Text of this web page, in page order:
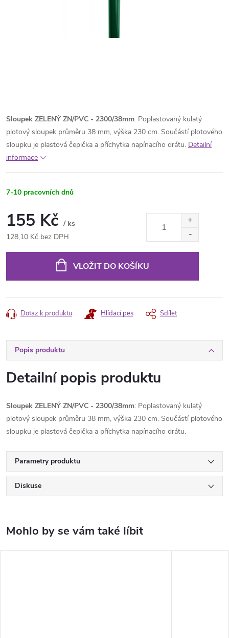
Sloupek ZELENÝ ZN/PVC - 2300/38mm: Poplastovaný kulatý
plotový sloupek průměru 38 mm, výška 230 cm. Součástí plotového
sloupku je plastová čepička a příchytka napínacího drátu. Detailní
informace
7-10 pracovních dnů
155 Kč / ks
128,10 Kč bez DPH
VLOŽIT DO KOŠÍKU
Dotaz k produktu Hlídací pes Sdílet
Popis produktu
Detailní popis produktu
Sloupek ZELENÝ ZN/PVC - 2300/38mm: Poplastovaný kulatý
plotový sloupek průměru 38 mm, výška 230 cm. Součástí plotového
sloupku je plastová čepička a příchytka napínacího drátu.
Parametry produktu
Diskuse